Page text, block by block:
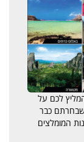
לכם על
שבחרתם כבר
המומלצים